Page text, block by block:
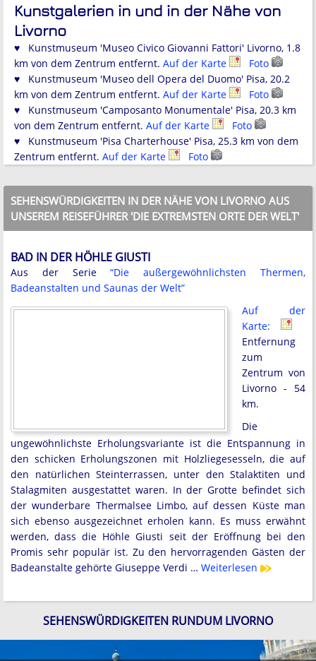
Kunstgalerien in und in der Nähe von
Livorno
♥ Kunstmuseum 'Museo Civico Giovanni Fattori' Livorno, 1.8
km von dem Zentrum entfernt. Auf der Karte
Foto
♥ Kunstmuseum 'Museo dell Opera del Duomo' Pisa, 20.2
km von dem Zentrum entfernt. Auf der Karte
Foto
♥ Kunstmuseum 'Camposanto Monumentale' Pisa, 20.3 km
von dem Zentrum entfernt. Auf der Karte
Foto
♥ Kunstmuseum 'Pisa Charterhouse' Pisa, 25.3 km von dem
Zentrum entfernt. Auf der Karte Foto
SEHENSWÜRDIGKEITEN IN DER NÄHE VON LIVORNO AUS
UNSEREM REISEFÜHRER 'DIE EXTREMSTEN ORTE DER WELT'
BAD IN DER HÖHLE GIUSTI
Aus der Serie“Die außergewöhnlichsten Thermen,
Badeanstalten und Saunas der Welt”
Auf der
Karte:
Entfernung
zum
Zentrum von
Livorno - 54
km.
Die
ungewöhnlichste Erholungsvariante ist die Entspannung in
den schicken Erholungszonen mit Holzliegesesseln, die auf
den natürlichen Steinterrassen, unter den Stalaktiten und
Stalagmiten ausgestattet waren. In der Grotte befindet sich
der wunderbare Thermalsee Limbo, auf dessen Küste man
sich ebenso ausgezeichnet erholen kann. Es muss erwähnt
werden, dass die Höhle Giusti seit der Eröffnung bei den
Promis sehr populär ist. Zu den hervorragenden Gästen der
Badeanstalte gehörte Giuseppe Verdi … Weiterlesen
SEHENSWÜRDIGKEITEN RUNDUM LIVORNO